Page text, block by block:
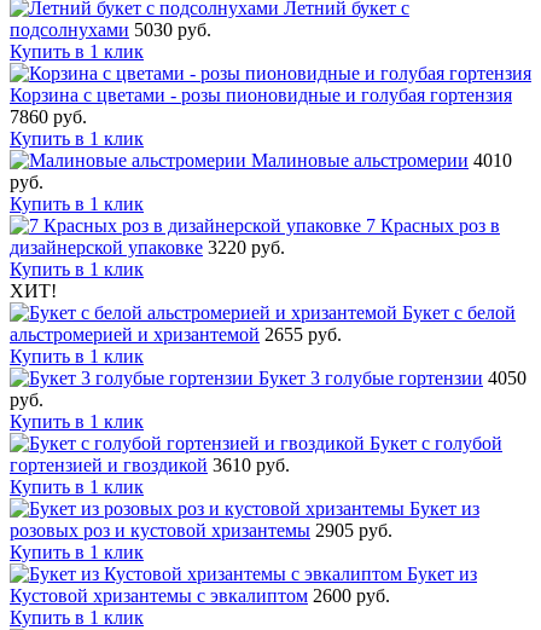
Летний букет с
подсолнухами 5030 руб.
Купить в 1 клик
Корзина с цветами - розы пионовидные и голубая гортензия
7860 руб.
Купить в 1 клик
Малиновые альстромерии 4010
руб.
Купить в 1 клик
7 Красных роз в
дизайнерской упаковке 3220 руб.
Купить в 1 клик
ХИТ!
Букет с белой
альстромерией и хризантемой 2655 руб.
Купить в 1 клик
Букет 3 голубые гортензии 4050
руб.
Купить в 1 клик
Букет с голубой
гортензией и гвоздикой 3610 руб.
Купить в 1 клик
Букет из
розовых роз и кустовой хризантемы 2905 руб.
Купить в 1 клик
Букет из
Кустовой хризантемы с эвкалиптом 2600 руб.
Купить в 1 клик